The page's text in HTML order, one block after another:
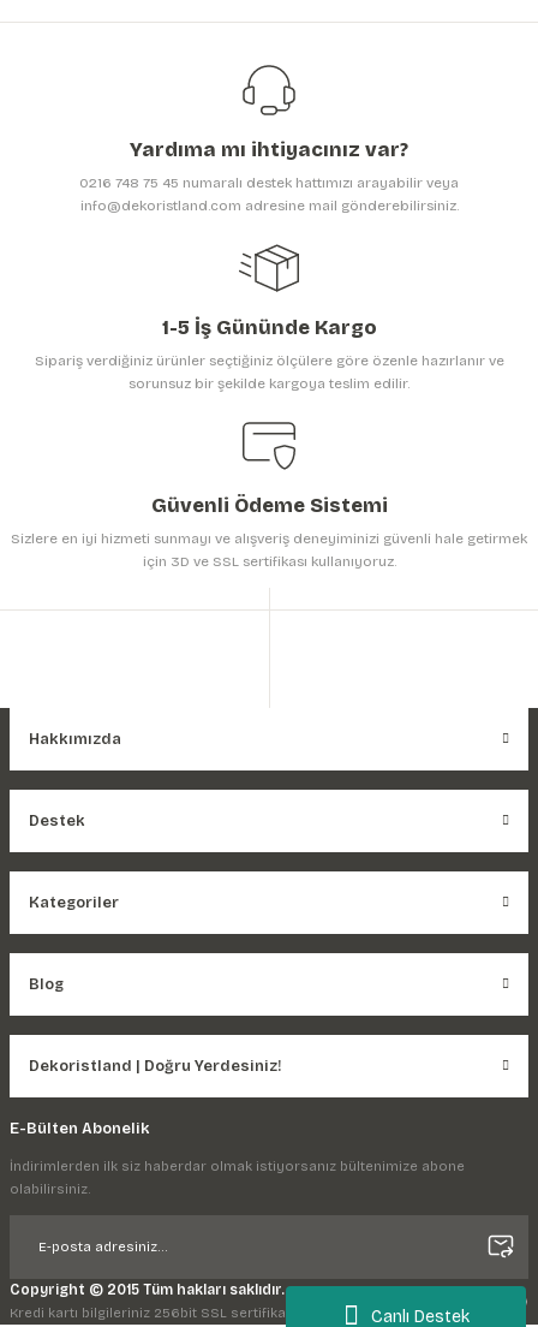
Canlı Destek
Görüş ve önerileriniz için teşekkür ederiz.
Ürün resmi kalitesiz, bozuk veya görüntülenemiyor.
Ürün bilgilerinde hatalar bulunuyor.
Gönder
Yardıma mı ihtiyacınız var?
0216 748 75 45 numaralı destek hattımızı arayabilir veya
info@dekoristland.com adresine mail gönderebilirsiniz.
1-5 İş Gününde Kargo
Sipariş verdiğiniz ürünler seçtiğiniz ölçülere göre özenle hazırlanır ve
sorunsuz bir şekilde kargoya teslim edilir.
Güvenli Ödeme Sistemi
Sizlere en iyi hizmeti sunmayı ve alışveriş deneyiminizi güvenli hale getirmek
için 3D ve SSL sertifikası kullanıyoruz.
Hakkımızda
Destek
Kategoriler
Blog
Dekoristland | Doğru Yerdesiniz!
E-Bülten Abonelik
İndirimlerden ilk siz haberdar olmak istiyorsanız bültenimize abone
olabilirsiniz.
Copyright © 2015 Tüm hakları saklıdır.
Kredi kartı bilgileriniz 256bit SSL sertifikası ile korunmaktadır.